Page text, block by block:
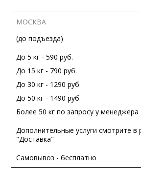
МОСКВА
(до подъезда)
До 5 кг - 590 руб.
До 15 кг - 790 руб.
До 30 кг - 1290 руб.
До 50 кг - 1490 руб.
Более 50 кг по запросу у менеджера
Дополнительные услуги смотрите в
"Доставка"
Самовывоз - бесплатно